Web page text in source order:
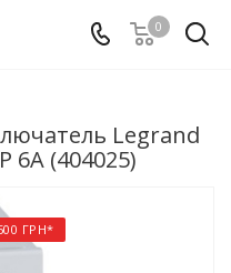
0
Legrand
6А (404025)
ГРН*